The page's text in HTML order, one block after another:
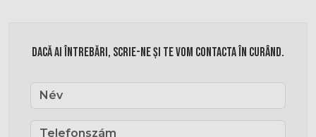
Dacă ai întrebări, scrie-ne și te vom contacta în curând.